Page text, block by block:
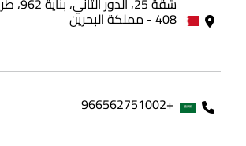
408 - مملكة البحرين
+966562751002